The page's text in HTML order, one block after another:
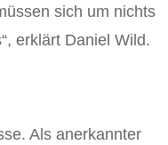
sich um nichts
erklärt Daniel Wild.
Als anerkannter